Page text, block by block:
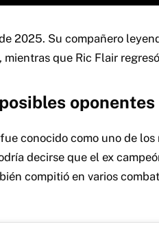
2025. Su compañero
que Ric Flair
oponentes
fue conocido como uno de los
decirse que el ex
compitió en varios